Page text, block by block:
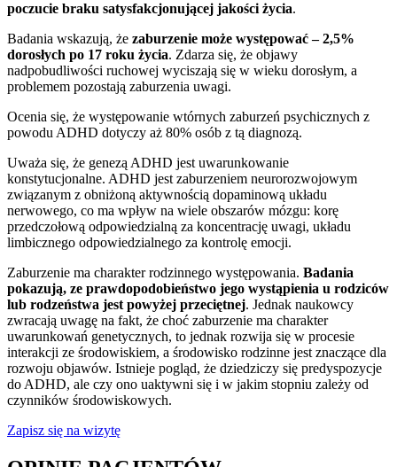
poczucie braku satysfakcjonującej jakości życia.
Badania wskazują, że zaburzenie może występować – 2,5%
dorosłych po 17 roku życia. Zdarza się, że objawy
nadpobudliwości ruchowej wyciszają się w wieku dorosłym, a
problemem pozostają zaburzenia uwagi.
Ocenia się, że występowanie wtórnych zaburzeń psychicznych z
powodu ADHD dotyczy aż 80% osób z tą diagnozą.
Uważa się, że genezą ADHD jest uwarunkowanie
konstytucjonalne. ADHD jest zaburzeniem neurorozwojowym
związanym z obniżoną aktywnością dopaminową układu
nerwowego, co ma wpływ na wiele obszarów mózgu: korę
przedczołową odpowiedzialną za koncentrację uwagi, układu
limbicznego odpowiedzialnego za kontrolę emocji.
Zaburzenie ma charakter rodzinnego występowania. Badania
pokazują, ze prawdopodobieństwo jego wystąpienia u rodziców
lub rodzeństwa jest powyżej przeciętnej. Jednak naukowcy
zwracają uwagę na fakt, że choć zaburzenie ma charakter
uwarunkowań genetycznych, to jednak rozwija się w procesie
interakcji ze środowiskiem, a środowisko rodzinne jest znaczące dla
rozwoju objawów. Istnieje pogląd, że dziedziczy się predyspozycje
do ADHD, ale czy ono uaktywni się i w jakim stopniu zależy od
czynników środowiskowych.
Zapisz się na wizytę